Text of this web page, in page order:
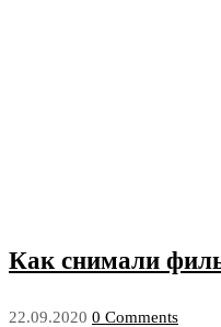
Как снимали
22.09.2020 0 Comments